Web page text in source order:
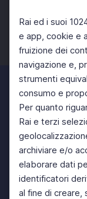
Rai ed i suoi
e app, cookie e
fruizione dei
navigazione e,
strumenti
consumo e
Per quanto
Rai e terzi
archiviare e/o
elaborare dati
identificatori
al fine di creare,
Facebook